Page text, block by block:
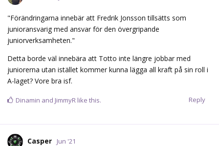
"Förändringarna innebär att Fredrik Jonsson tillsätts som
junioransvarig med ansvar för den övergripande
juniorverksamheten."
Detta borde väl innebära att Totto inte längre jobbar med
juniorerna utan istället kommer kunna lägga all kraft på sin roll i
A-laget? Vore bra isf.
Reply
Dinamin and JimmyR like this.
Casper Jun '21